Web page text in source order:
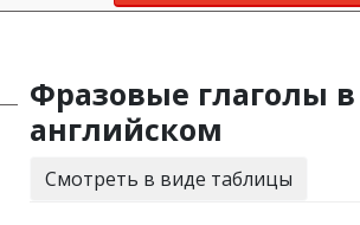
Фразовые глаголы в
английском
Смотреть в виде таблицы